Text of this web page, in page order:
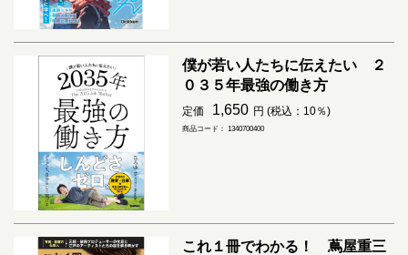
僕が若い人たちに伝えたい ２
０３５年最強の働き方
定価 1,650 円 (税込：10％)
商品コード： 1340700400
これ１冊でわかる！ 蔦屋重三